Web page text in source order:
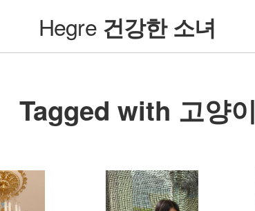
Hegre 건강한 소녀
Tagged with 고양이